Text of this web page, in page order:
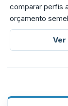
comparar perfis
orçamento